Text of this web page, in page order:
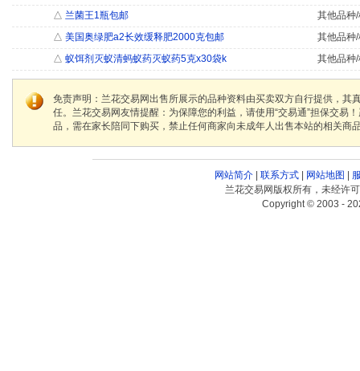
△ 兰菌王1瓶包邮
其他品种
△ 美国奥绿肥a2长效缓释肥2000克包邮
其他品种
△ 蚁饵剂灭蚁清蚂蚁药灭蚁药5克x30袋k 其他品种
免责声明：兰花交易网出售所展示的品种资料由买卖双方自行提供，
任。兰花交易网友情提醒：为保障您的利益，请使用“交易通”担保交
品，需在家长陪同下购买，禁止任何商家向未成年人出售本站的相关商
网站简介| 联系方式| 网站地图
兰花交易网版权所有，未经许
Copyright © 2003 -